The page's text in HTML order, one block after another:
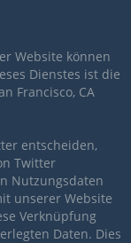
Website können
Dienstes ist die
Francisco, CA
entscheiden,
Twitter
Nutzungsdaten
unserer Website
Verknüpfung
Daten. Dies